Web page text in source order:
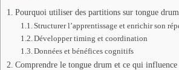
Pourquoi utiliser des partitions sur tongue
Structurer l’apprentissage et enrichir son
Développer timing et coordination
Données et bénéfices cognitifs
Comprendre le tongue drum et ce qui